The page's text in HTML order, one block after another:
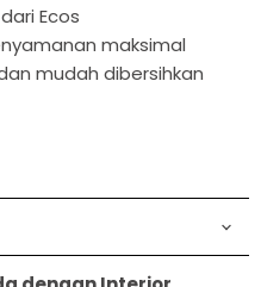
Ecos
maksimal
mudah dibersihkan